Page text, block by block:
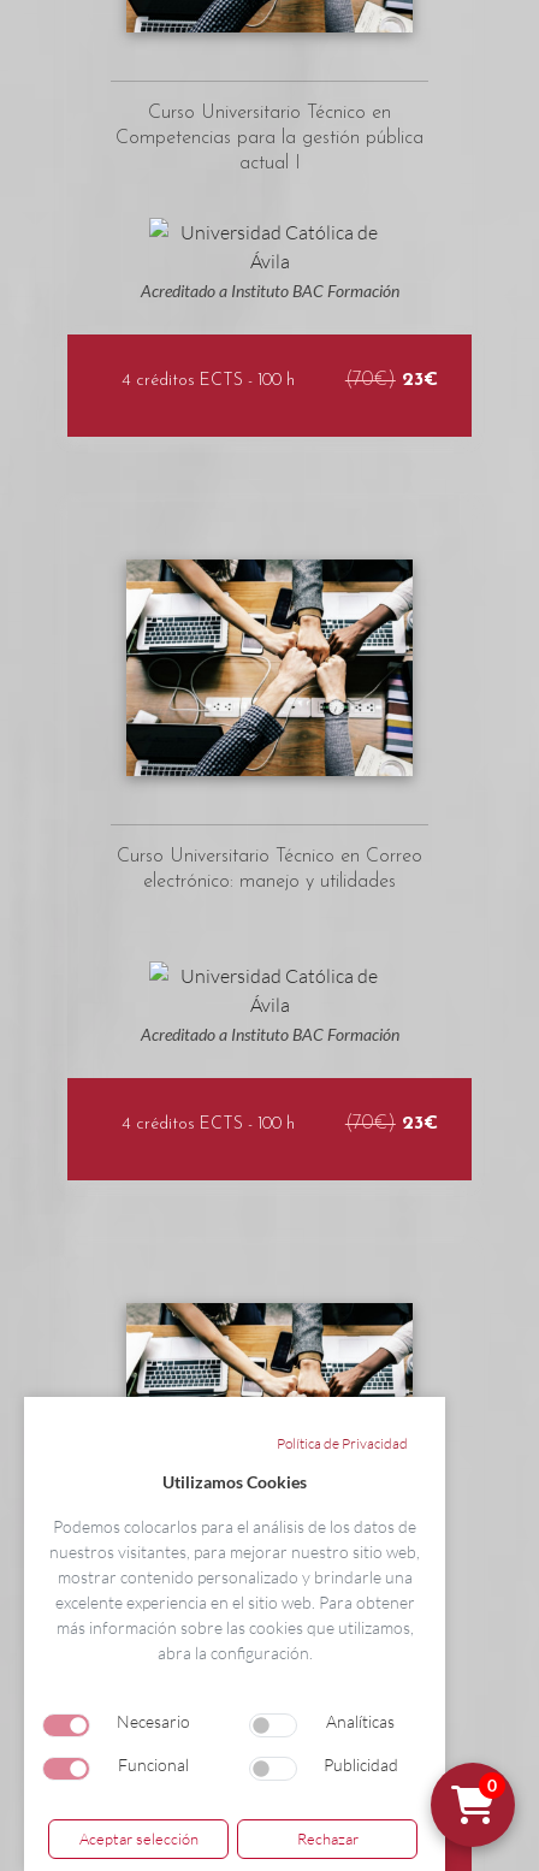
0
Política de Privacidad
Utilizamos Cookies
Podemos colocarlos para el análisis de los datos de
nuestros visitantes, para mejorar nuestro sitio web,
mostrar contenido personalizado y brindarle una
excelente experiencia en el sitio web. Para obtener
más información sobre las cookies que utilizamos,
abra la configuración.
Necesario Analíticas
Funcional Publicidad
Aceptar selección Rechazar
Curso Universitario Técnico en
Competencias para la gestión pública
actual I
Acreditado a Instituto BAC Formación
4 créditos ECTS - 100 h (70€) 23€
Curso Universitario Técnico en Correo
electrónico: manejo y utilidades
Acreditado a Instituto BAC Formación
4 créditos ECTS - 100 h (70€) 23€
Curso Universitario Técnico en Excel
2013: manejo y utilidades
Acreditado a Instituto BAC Formación